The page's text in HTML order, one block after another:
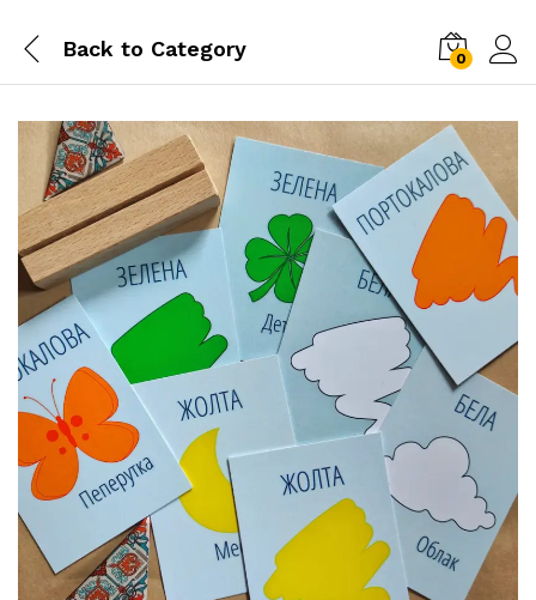
Back to Category 0